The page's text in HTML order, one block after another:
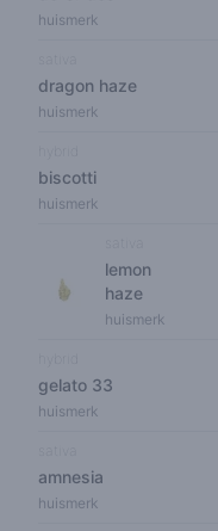
huismerk
dragon haze
huismerk
biscotti
huismerk
lemon
haze
huismerk
gelato 33
huismerk
amnesia
huismerk